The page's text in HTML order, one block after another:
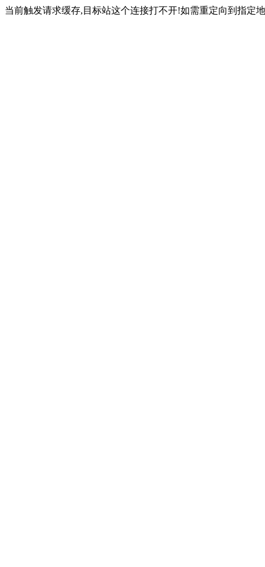
当前触发请求缓存,目标站这个连接打不开!如需重定向到指定